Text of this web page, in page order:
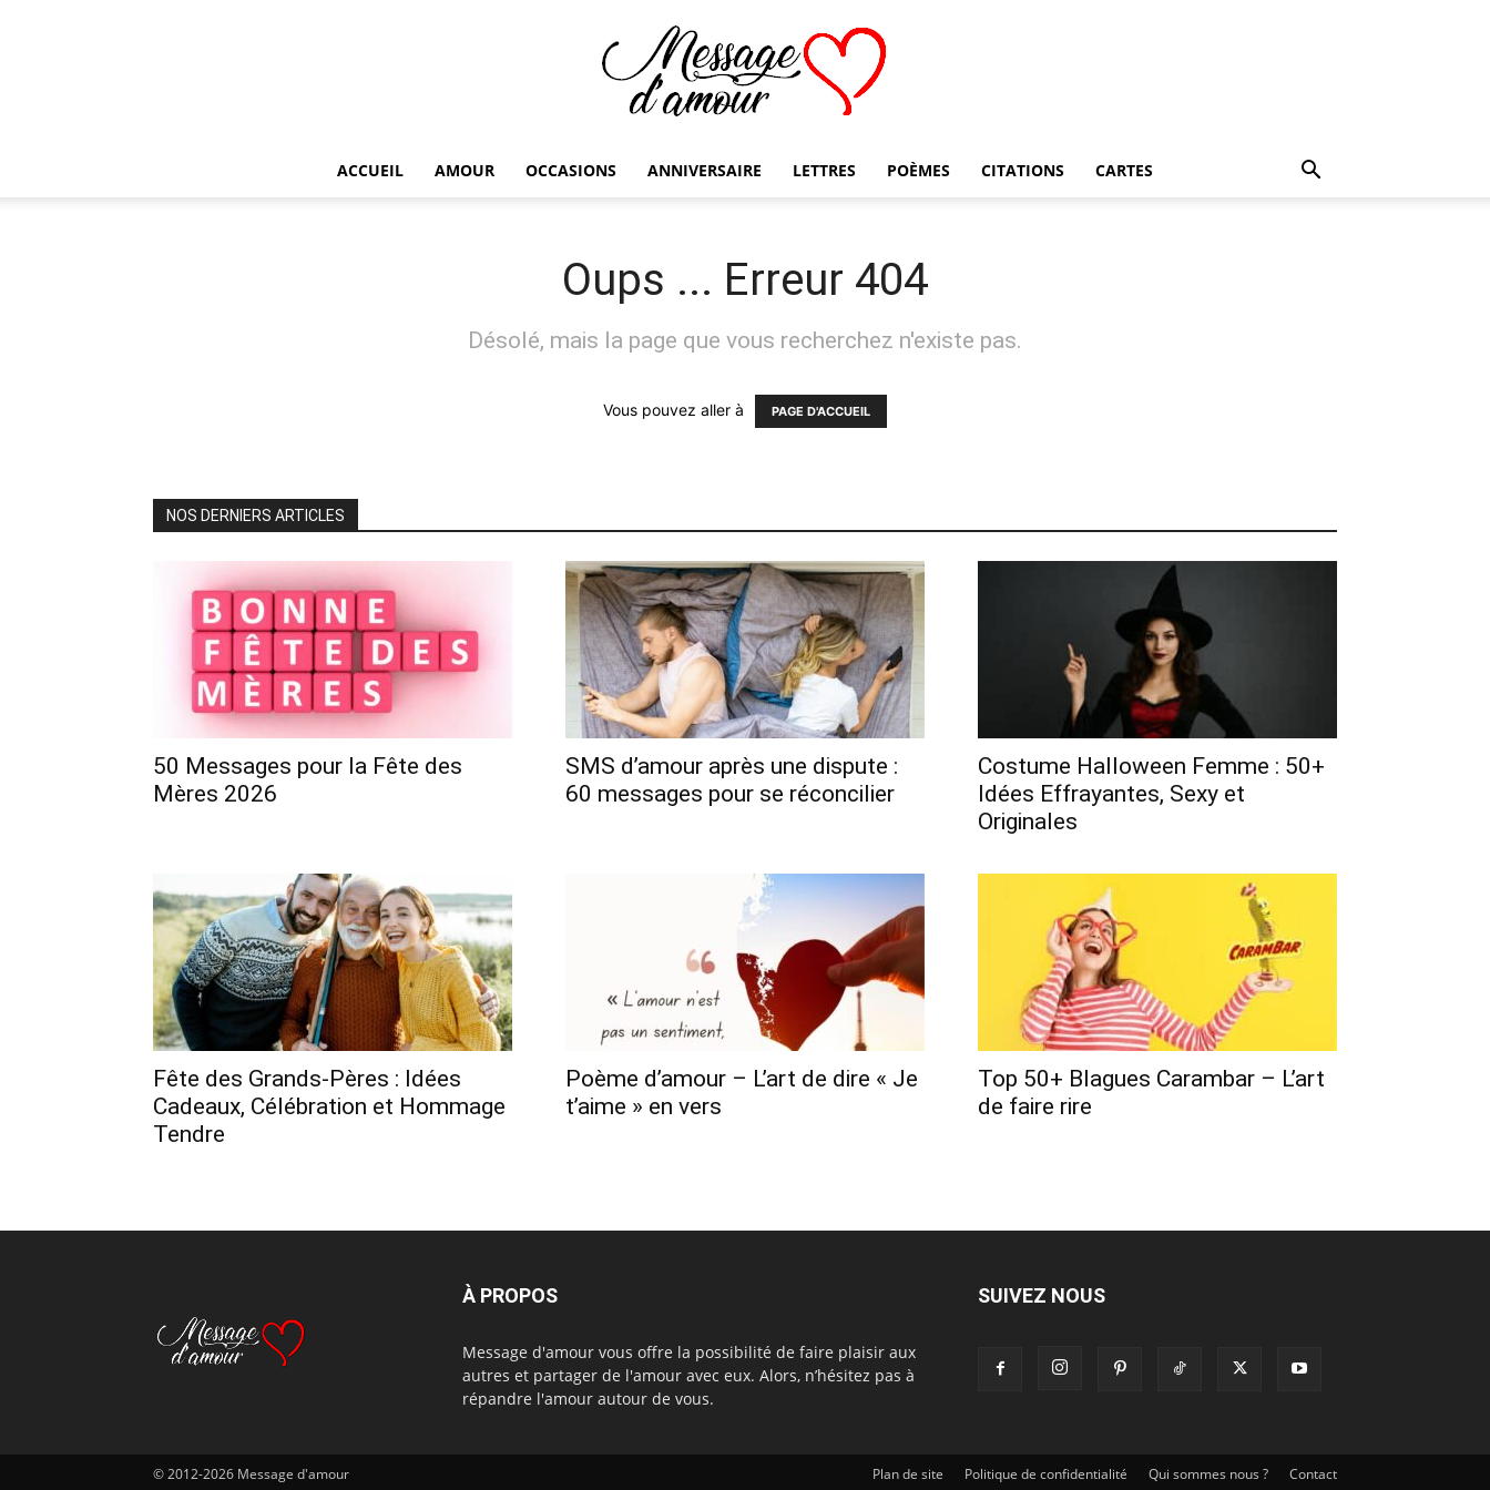
d'amour
ACCUEIL AMOUR OCCASIONS ANNIVERSAIRE LETTRES POÈMES CITATIONS CARTES
Oups ... Erreur 404
Désolé, mais la page que vous recherchez n'existe pas.
Vous pouvez aller à PAGE D'ACCUEIL
NOS DERNIERS ARTICLES
50 Messages pour la Fête des
Mères 2026
SMS d’amour après une dispute :
60 messages pour se réconcilier
Costume Halloween Femme : 50+
Idées Effrayantes, Sexy et
Originales
Fête des Grands-Pères : Idées
Cadeaux, Célébration et Hommage
Tendre
Poème d’amour – L’art de dire « Je
t’aime » en vers
Top 50+ Blagues Carambar – L’art
de faire rire
À PROPOS
Message d'amour vous offre la possibilité de faire plaisir aux
autres et partager de l'amour avec eux. Alors, n’hésitez pas à
répandre l'amour autour de vous.
SUIVEZ NOUS
Plan de site Politique de confidentialité Qui sommes nous ? Contact
© 2012-2026 Message d'amour